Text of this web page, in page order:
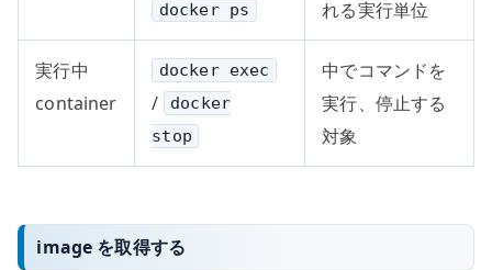
docker ps
れる実行単位
実行中
container
docker exec
/
docker
stop
中でコマンドを
実行、停止する
対象
image を取得する